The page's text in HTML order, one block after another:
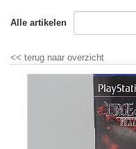
Alle artikelen
<< terug naar overzicht